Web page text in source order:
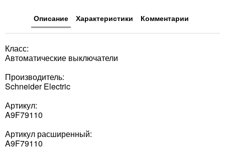
Описание Характеристики Комментарии
Класс:
Автоматические выключатели
Производитель:
Schneider Electric
Артикул:
A9F79110
Артикул расширенный:
A9F79110